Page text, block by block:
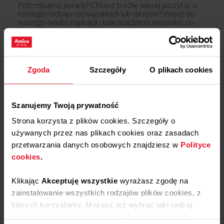
Zgoda Szczegóły O plikach cookies
Szanujemy Twoją prywatność
Strona korzysta z plików cookies. Szczegóły o
używanych przez nas plikach cookies oraz zasadach
przetwarzania danych osobowych znajdziesz w Polityce
cookies.
Klikając Akceptuję wszystkie wyrażasz zgodę na
zainstalowanie wszystkich rodzajów plików cookies, z
których korzystamy. Możesz też wybrać jaki rodzaj
Potrzebujesz porady? Chcesz trochę więcej poczytać o
różnego rodzaju rozwiązaniach lub sprzęcie? Wejdź do
naszego świata inspiracji - tam znajdziesz wszystko, co
może Cię zainteresować!
Dowiedz się więcej
Podziel się
swoją opinią o
KD 1013
Dodaj opinię
Produkt nie posiada recenzji